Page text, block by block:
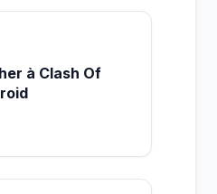
à Clash Of